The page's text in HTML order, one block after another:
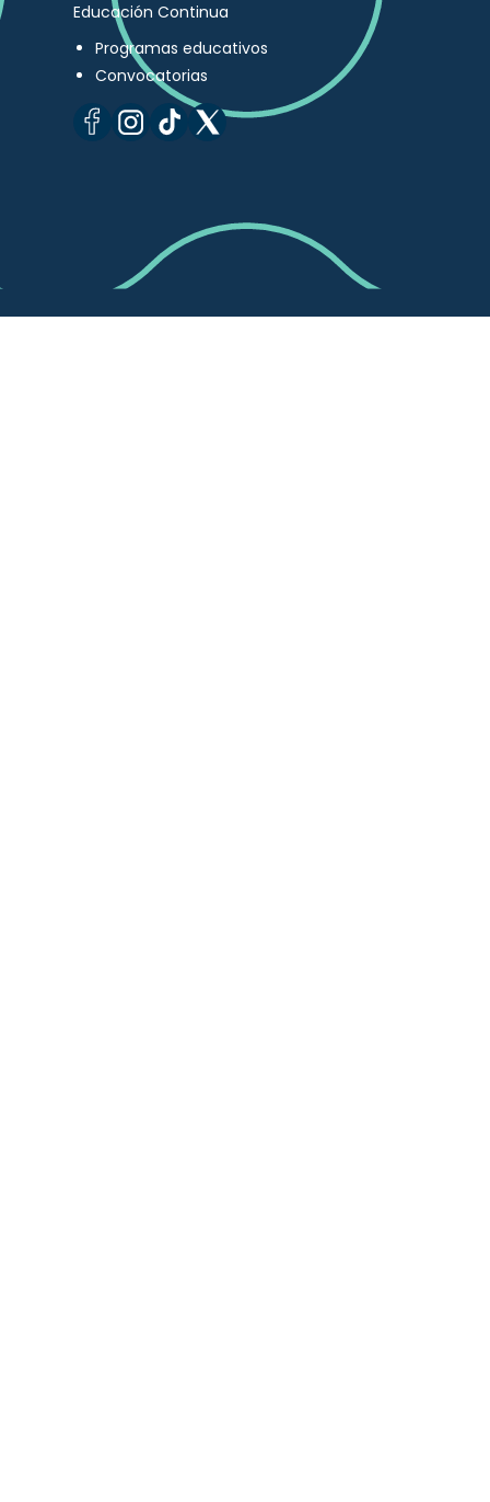
Educación Continua
Programas educativos
Convocatorias